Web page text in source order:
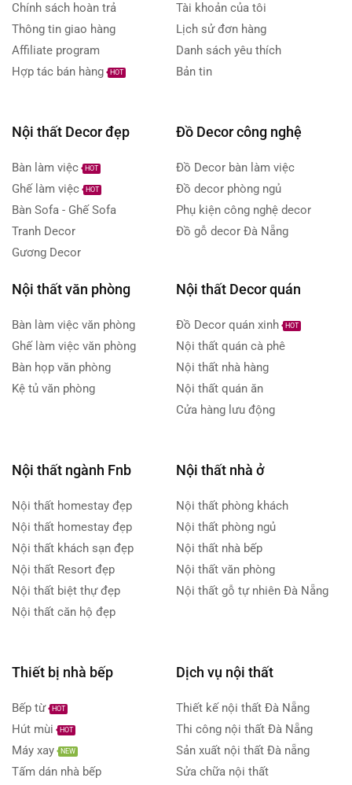
Chính sách hoàn trả
Thông tin giao hàng
Affiliate program
Hợp tác bán hàng
HOT
Tài khoản của tôi
Lịch sử đơn hàng
Danh sách yêu thích
Bản tin
Nội thất Decor đẹp
Bàn làm việc HOT
Ghế làm việc HOT
Bàn Sofa - Ghế Sofa
Tranh Decor
Gương Decor
Đồ Decor công nghệ
Đồ Decor bàn làm việc
Đồ decor phòng ngủ
Phụ kiện công nghệ decor
Đồ gỗ decor Đà Nẵng
Nội thất văn phòng
Bàn làm việc văn phòng
Ghế làm việc văn phòng
Bàn họp văn phòng
Kệ tủ văn phòng
Nội thất Decor quán
Đồ Decor quán xinh HOT
Nội thất quán cà phê
Nội thất nhà hàng
Nội thất quán ăn
Cửa hàng lưu động
Nội thất ngành Fnb
Nội thất homestay đẹp
Nội thất homestay đẹp
Nội thất khách sạn đẹp
Nội thất Resort đẹp
Nội thất biệt thự đẹp
Nội thất căn hộ đẹp
Nội thất nhà ở
Nội thất phòng khách
Nội thất phòng ngủ
Nội thất nhà bếp
Nội thất văn phòng
Nội thất gỗ tự nhiên Đà Nẵng
Thiết bị nhà bếp
Bếp từ HOT
Hút mùi HOT
Máy xay NEW
Tấm dán nhà bếp
Dịch vụ nội thất
Thiết kế nội thất Đà Nẵng
Thi công nội thất Đà Nẵng
Sản xuất nội thất Đà nẵng
Sửa chữa nội thất